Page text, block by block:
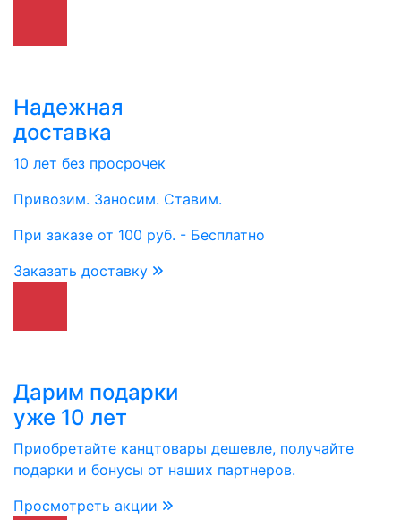
Надежная
доставка
10 лет без просрочек
Привозим. Заносим. Ставим.
При заказе от 100 руб. - Бесплатно
Заказать доставку
Дарим подарки
уже 10 лет
Приобретайте канцтовары дешевле, получайте
подарки и бонусы от наших партнеров.
Просмотреть акции